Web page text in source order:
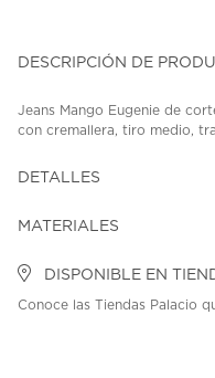
DESCRIPCIÓN DE
Jeans Mango Eugenie de
con cremallera, tiro medio,
DETALLES
MATERIALES
DISPONIBLE EN
Conoce las Tiendas Palacio